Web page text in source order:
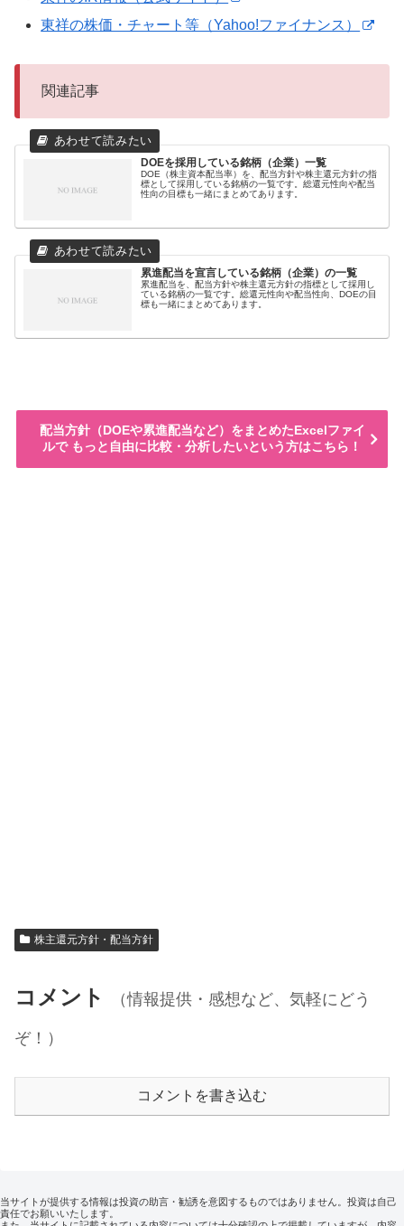
東祥の株価・チャート等（Yahoo!ファイナンス）
関連記事
DOEを採用している銘柄（企業）一覧
DOE（株主資本配当率）を、配当方針や株主還元方針の指
標として採用している銘柄の一覧です。総還元性向や配当
性向の目標も一緒にまとめてあります。
累進配当を宣言している銘柄（企業）の一覧
累進配当を、配当方針や株主還元方針の指標として採用し
ている銘柄の一覧です。総還元性向や配当性向、DOEの目
標も一緒にまとめてあります。
配当方針（DOEや累進配当など）をまとめたExcelファイ
ルで もっと自由に比較・分析したいという方はこちら！
株主還元方針・配当方針
コメント
（情報提供・感想など、気軽にどう
ぞ！）
コメントを書き込む
当サイトが提供する情報は投資の助言・勧誘を意図するものではありません。投資は自己
責任でお願いいたします。